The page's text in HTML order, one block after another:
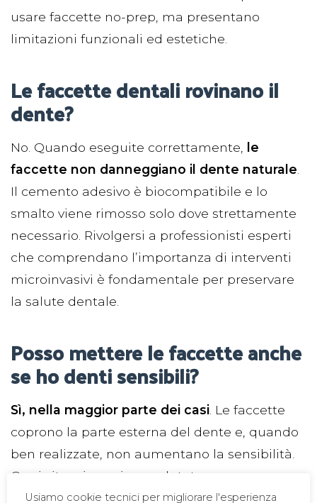
usare faccette no-prep, ma presentano
limitazioni funzionali ed estetiche.
Le faccette dentali rovinano il
dente?
No. Quando eseguite correttamente,
le
faccette non danneggiano il dente naturale
Il cemento adesivo è biocompatibile e lo
smalto viene rimosso solo dove strettamente
necessario. Rivolgersi a professionisti esperti
che comprendano l’importanza di interventi
microinvasivi è fondamentale per preservare
la salute dentale.
Posso mettere le faccette anche
se ho denti sensibili?
Sì, nella maggior parte dei casi . Le faccette
coprono la parte esterna del dente e, quando
ben realizzate, non aumentano la sensibilità.
Ogni situazione viene valutata
individualmente.
Usiamo cookie tecnici per migliorare l'esperienza